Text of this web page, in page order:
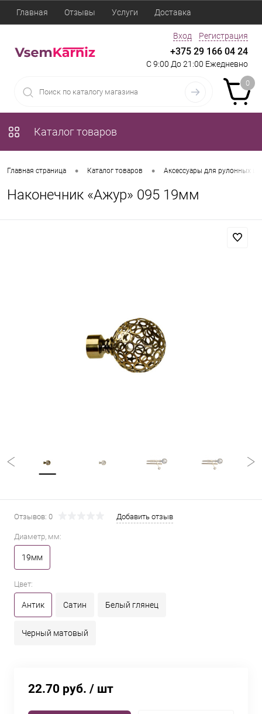
Главная Отзывы Услуги Доставка
Вход Регистрация
+375 29 166 04 24
С 9:00 До 21:00 Ежедневно
0
Каталог товаров
Главная страница • Каталог товаров • Аксессуары для рулонных
Наконечник «Ажур» 095 19мм
Отзывов: 0 Добавить отзыв
Диаметр, мм:
19мм
Цвет:
Антик Сатин Белый глянец
Черный матовый
22.70 руб. / шт